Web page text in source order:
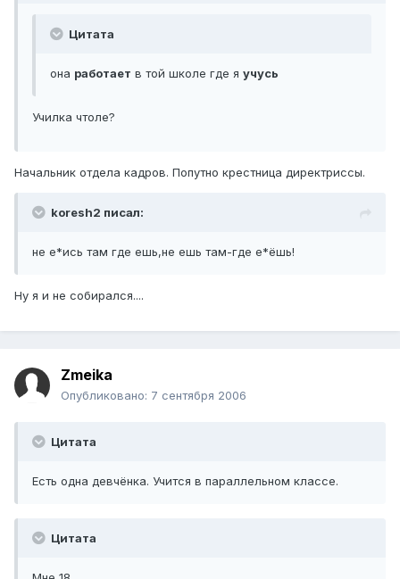
Цитата
она работает в той школе где я учусь
Училка чтоле?
Начальник отдела кадров. Попутно крестница директриссы.
koresh2 писал:
не е*ись там где ешь,не ешь там-где е*ёшь!
Ну я и не собирался....
Zmeika
Опубликовано: 7 сентября 2006
Цитата
Есть одна девчёнка. Учится в параллельном классе.
Цитата